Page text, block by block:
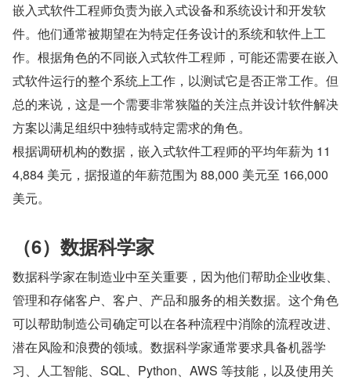
嵌入式软件工程师负责为嵌入式设备和系统设计和开发软
件。他们通常被期望在为特定任务设计的系统和软件上工
作。根据角色的不同嵌入式软件工程师，可能还需要在嵌入
式软件运行的整个系统上工作，以测试它是否正常工作。但
总的来说，这是一个需要非常狭隘的关注点并设计软件解决
方案以满足组织中独特或特定需求的角色。
根据调研机构的数据，嵌入式软件工程师的平均年薪为 11
4,884 美元，据报道的年薪范围为 88,000 美元至 166,000
美元。
（6）数据科学家
数据科学家在制造业中至关重要，因为他们帮助企业收集、
管理和存储客户、客户、产品和服务的相关数据。这个角色
可以帮助制造公司确定可以在各种流程中消除的流程改进、
潜在风险和浪费的领域。数据科学家通常要求具备机器学
习、人工智能、SQL、Python、AWS 等技能，以及使用关